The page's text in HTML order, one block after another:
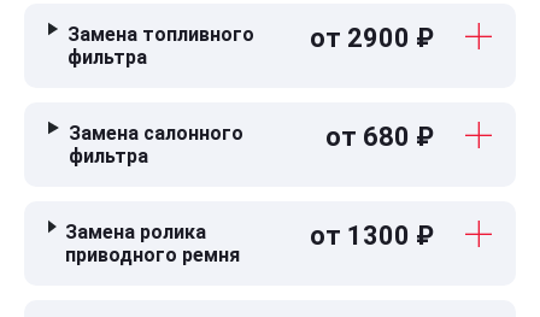
Замена топливного
фильтра
от 2900 ₽
Замена салонного
фильтра
от 680 ₽
Замена ролика
приводного ремня
от 1300 ₽